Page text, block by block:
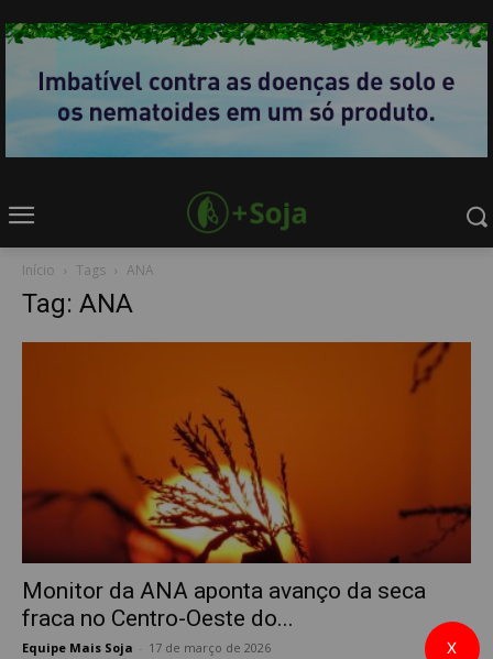
Início Tags ANA
Tag: ANA
Monitor da ANA aponta avanço da seca
fraca no Centro-Oeste do...
Equipe Mais Soja 17 de março de 2026 X